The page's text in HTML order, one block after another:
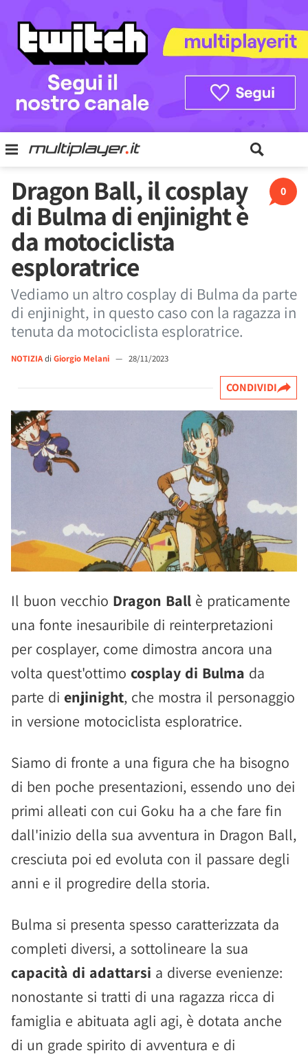
0
Dragon Ball, il cosplay
di Bulma di enjinight è
da motociclista
esploratrice
Vediamo un altro cosplay di Bulma da parte
di enjinight, in questo caso con la ragazza in
tenuta da motociclista esploratrice.
NOTIZIAdi Giorgio Melani — 28/11/2023
CONDIVIDI
Il buon vecchio Dragon Ball è praticamente
una fonte inesauribile di reinterpretazioni
per cosplayer, come dimostra ancora una
volta quest'ottimo cosplay di Bulma da
parte di enjinight, che mostra il personaggio
in versione motociclista esploratrice.
Siamo di fronte a una figura che ha bisogno
di ben poche presentazioni, essendo uno dei
primi alleati con cui Goku ha a che fare fin
dall'inizio della sua avventura in Dragon Ball,
cresciuta poi ed evoluta con il passare degli
anni e il progredire della storia.
Bulma si presenta spesso caratterizzata da
completi diversi, a sottolineare la sua
capacità di adattarsi a diverse evenienze:
nonostante si tratti di una ragazza ricca di
famiglia e abituata agli agi, è dotata anche
di un grade spirito di avventura e di